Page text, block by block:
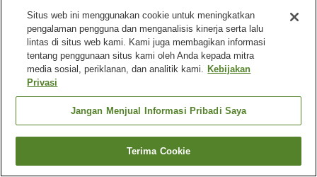
Sangat baik Ulasan: 30
Fasilitas properti
Tempat parkir
Pemandian besar
Antar jemput
Beranda Jepang Niigata
Kota Joetsu
Ryokan Minshuku Kamoya
Cari kamar
Situs web ini menggunakan cookie untuk meningkatkan
pengalaman pengguna dan menganalisis kinerja serta lalu
lintas di situs web kami. Kami juga membagikan informasi
tentang penggunaan situs kami oleh Anda kepada mitra
media sosial, periklanan, dan analitik kami. Kebijakan
Privasi
Jangan Menjual Informasi Pribadi Saya
Terima Cookie